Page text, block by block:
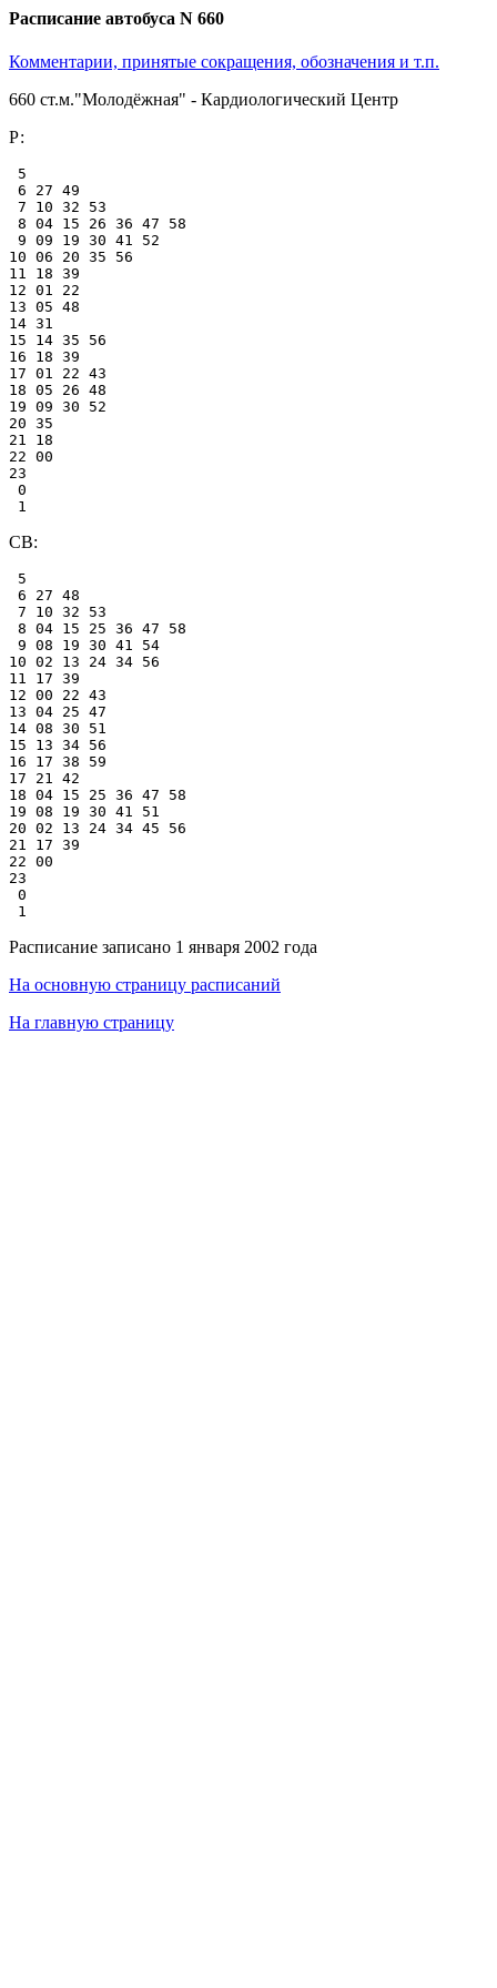
Расписание автобуса N 660
Комментарии, принятые сокращения, обозначения и т.п.
660 ст.м."Молодёжная" - Кардиологический Центр
Р:
5
6 27 49
7 10 32 53
8 04 15 26 36 47 58
9 09 19 30 41 52
10 06 20 35 56
11 18 39
12 01 22
13 05 48
14 31
15 14 35 56
16 18 39
17 01 22 43
18 05 26 48
19 09 30 52
20 35
21 18
22 00
23
0
СВ:
5
6 27 48
7 10 32 53
8 04 15 25 36 47 58
9 08 19 30 41 54
10 02 13 24 34 56
11 17 39
12 00 22 43
13 04 25 47
14 08 30 51
15 13 34 56
16 17 38 59
17 21 42
18 04 15 25 36 47 58
19 08 19 30 41 51
20 02 13 24 34 45 56
21 17 39
22 00
23
0
Расписание записано 1 января 2002 года
На основную страницу расписаний
На главную страницу